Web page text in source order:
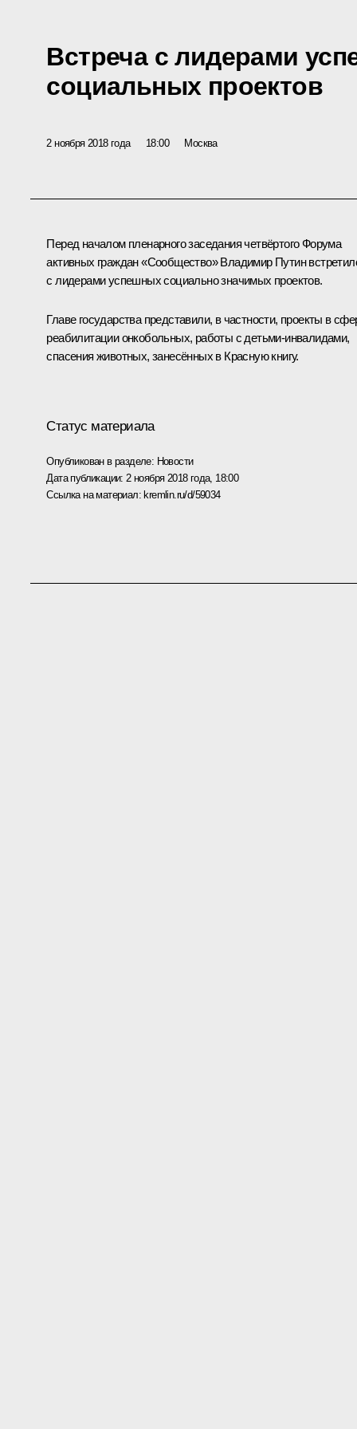
Встреча с лидерами
социальных проектов
2 ноября 2018 года 18:00 Москва
Перед началом пленарного заседания четвёртого Форума
активных граждан «Сообщество» Владимир Путин
с лидерами успешных социально значимых проектов.
Главе государства представили, в частности, проекты в
реабилитации онкобольных, работы с детьми-инвалидами,
спасения животных, занесённых в Красную книгу.
Статус материала
Опубликован в разделе: Новости
Дата публикации: 2 ноября 2018 года, 18:00
Ссылка на материал:kremlin.ru/d/59034